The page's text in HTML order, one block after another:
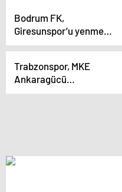
Bodrum FK,
Giresunspor’u yenmek
için hazırlanıyor
Trabzonspor, MKE
Ankaragücü
deplasmanında